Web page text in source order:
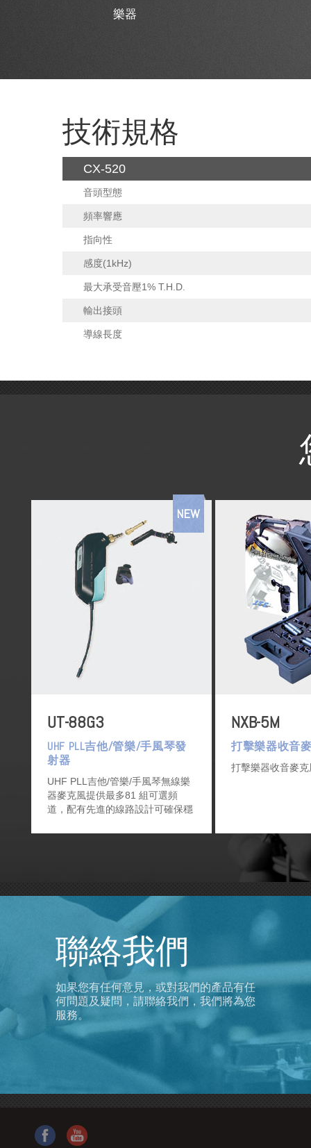
樂器
技術規格
CX-520
音頭型態
頻率響應
指向性
感度(1kHz)
最大承受音壓1% T.H.D.
輸出接頭
導線長度
UT-88G3
NEW
UHF PLL吉他/管樂/手風琴發
射器
UHF PLL吉他/管樂/手風琴無線樂
器麥克風提供最多81 組可選頻
道，配有先進的線路設計可確保穩
NXB-5M
打擊樂器收音
打擊樂器收音麥
聯絡我們
如果您有任何意見，或對我們的產品有任
何問題及疑問，請聯絡我們，我們將為您
服務。